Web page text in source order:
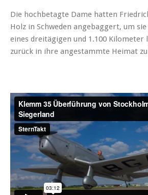
Die hochbetagte Dame hatten
Holz in Schweden angebaggert, um
eines dreitägigen und 1.100
zurück in ihre angestammte Heimat